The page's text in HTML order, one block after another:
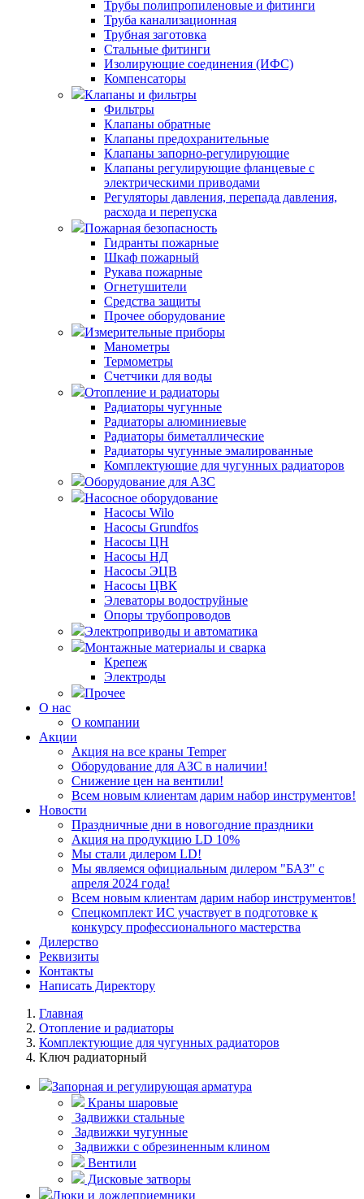
Трубы полипропиленовые и фитинги
Труба канализационная
Трубная заготовка
Стальные фитинги
Изолирующие соединения (ИФС)
Компенсаторы
Клапаны и фильтры
Фильтры
Клапаны обратные
Клапаны предохранительные
Клапаны запорно-регулирующие
Клапаны регулирующие фланцевые с
электрическими приводами
Регуляторы давления, перепада давления,
расхода и перепуска
Пожарная безопасность
Гидранты пожарные
Шкаф пожарный
Рукава пожарные
Огнетушители
Средства защиты
Прочее оборудование
Измерительные приборы
Манометры
Термометры
Счетчики для воды
Отопление и радиаторы
Радиаторы чугунные
Радиаторы алюминиевые
Радиаторы биметаллические
Радиаторы чугунные эмалированные
Комплектующие для чугунных радиаторов
Оборудование для АЗС
Насосное оборудование
Насосы Wilo
Насосы Grundfos
Насосы ЦН
Насосы НД
Насосы ЭЦВ
Насосы ЦВК
Элеваторы водоструйные
Опоры трубопроводов
Электроприводы и автоматика
Монтажные материалы и сварка
Крепеж
Электроды
Прочее
О нас
О компании
Акции
Акция на все краны Temper
Оборудование для АЗС в наличии!
Снижение цен на вентили!
Всем новым клиентам дарим набор инструментов!
Новости
Праздничные дни в новогодние праздники
Акция на продукцию LD 10%
Мы стали дилером LD!
Мы являемся официальным дилером "БАЗ" с
апреля 2024 года!
Всем новым клиентам дарим набор инструментов!
Спецкомплект ИС участвует в подготовке к
конкурсу профессионального мастерства
Дилерство
Реквизиты
Контакты
Написать Директору
Главная
Отопление и радиаторы
Комплектующие для чугунных радиаторов
Ключ радиаторный
Запорная и регулирующая арматура
Краны шаровые
Задвижки стальные
Задвижки чугунные
Задвижки с обрезиненным клином
Вентили
Дисковые затворы
Люки и дождеприемники